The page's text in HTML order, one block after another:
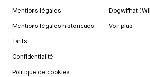
Mentions légales
Mentions légales historiques
Tarifs
Confidentialité
Politique de cookies
Dogwifhat
Voir plus